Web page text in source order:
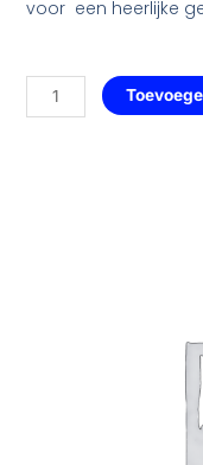
voor een heerlijke
Hart
met